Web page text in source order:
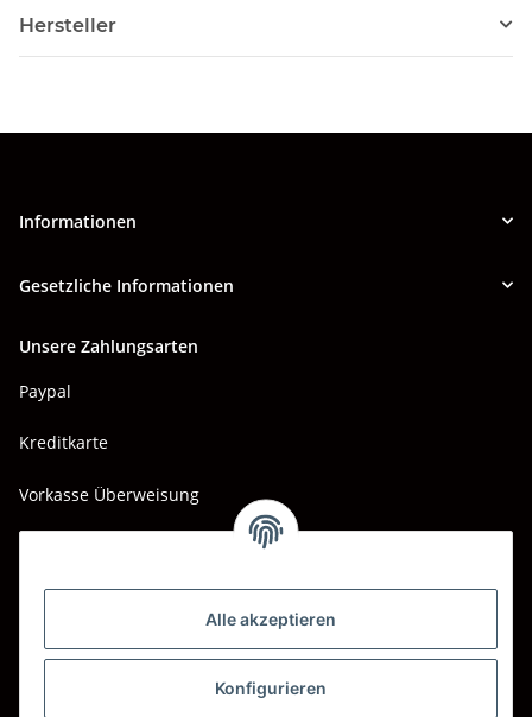
Alle akzeptieren
Konfigurieren
Hersteller
Informationen
Gesetzliche Informationen
Unsere Zahlungsarten
Paypal
Kreditkarte
Vorkasse Überweisung
Wir versenden mit